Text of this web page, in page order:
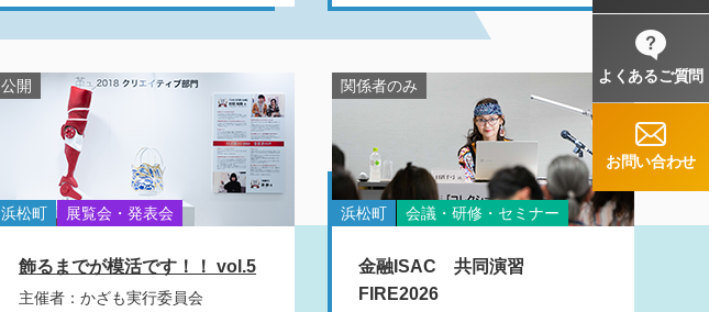
公開
浜松町 展覧会・発表会
飾るまでが模活です！！ vol.5
主催者 ： かざも実行委員会
関係者のみ
浜松町 会議・研修・セミナー
金融ISAC 共同演習
FIRE2026
よくあるご質問
お問い合わせ